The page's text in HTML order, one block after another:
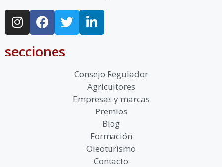
secciones
Consejo Regulador
Agricultores
Empresas y marcas
Premios
Blog
Formación
Oleoturismo
Contacto